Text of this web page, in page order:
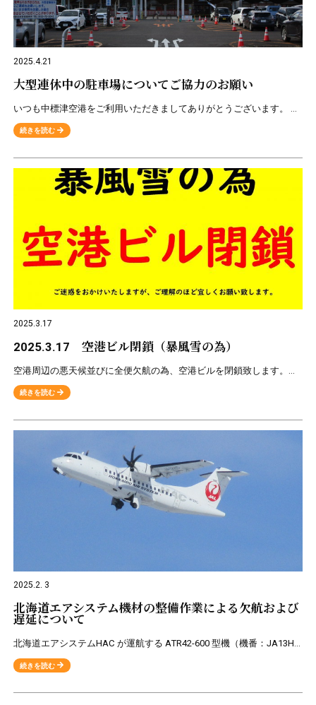
2025.4.21
大型連休中の駐車場についてご協力のお願い
いつも中標津空港をご利用いただきましてありがとうございます。 空港には第一・第二駐車場がございますが、大型連休中は駐車場の混雑が予想されます。 事故や乗り遅れなどのないように十分ご配慮くださいますよう
続きを読む
2025.3.17
2025.3.17 空港ビル閉鎖（暴風雪の為）
続きを読む
2025.2. 3
北海道エアシステム機材の整備作業による欠航および
遅延について
北海道エアシステムHAC が運航する ATR42-600 型機（機番：JA13HC）において、 修理に時間を要する不具合 が発見され、大規模な整備作業となることから、中標津一 札幌(丘珠)便においても
続きを読む